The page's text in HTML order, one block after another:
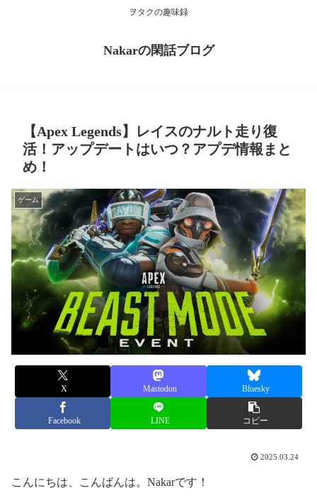
ヲタクの趣味録
Nakarの閑話ブログ
【Apex Legends】レイスのナルト走り復
活！アップデートはいつ？アプデ情報まと
め！
ゲーム
X Mastodon Bluesky
Facebook LINE コピー
2025.03.24
こんにちは、こんばんは。Nakarです！